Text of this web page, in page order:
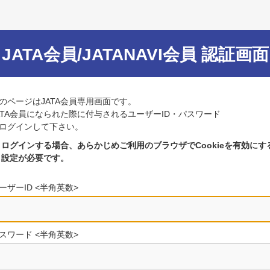
JATA会員/JATANAVI会員 認証画面
ページはJATA会員専用画面です。
会員になられた際に付与されるユーザーID・パスワード
グインして下さい。
ログインする場合、あらかじめご利用のブラウザでCookieを有効にす
設定が必要です。
ザーID <半角英数>
ワード <半角英数>